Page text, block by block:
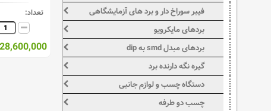
تعداد:
28,600,000 ریال
فیبر سوراخ دار و برد های آزمایشگاهی
بردهای مایکرویو
بردهای مبدل smd به dip
گیره نگه دارنده برد
دستگاه چسب و لوازم جانبی
چسب دو طرفه